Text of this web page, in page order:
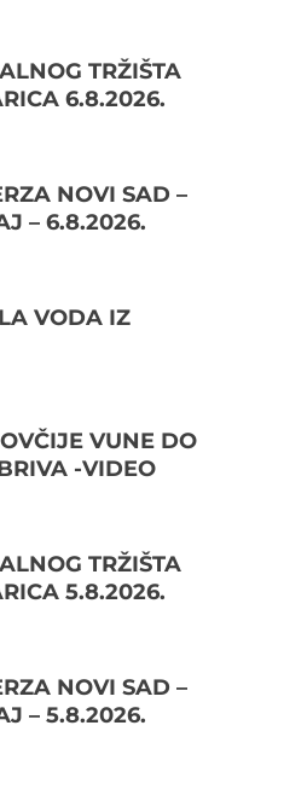
TRŽIŠTA
6.8.2026.
NOVI SAD –
– 6.8.2026.
VODA IZ
VUNE DO
-VIDEO
TRŽIŠTA
5.8.2026.
NOVI SAD –
– 5.8.2026.